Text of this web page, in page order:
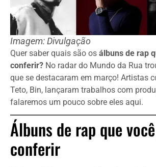
Imagem: Divulgação
Quer saber quais são os álbuns de rap
conferir? No radar do Mundo da Rua
que se destacaram em março! Artistas
Teto, Bin, lançaram trabalhos com
falaremos um pouco sobre eles aqui.
Álbuns de rap que
conferir